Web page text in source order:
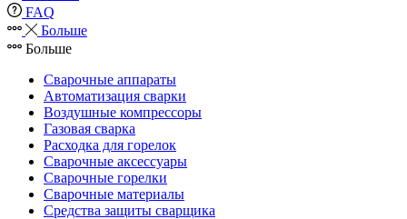
FAQ
Больше
Больше
Сварочные аппараты
Автоматизация сварки
Воздушные компрессоры
Газовая сварка
Расходка для горелок
Сварочные аксессуары
Сварочные горелки
Сварочные материалы
Средства защиты сварщика